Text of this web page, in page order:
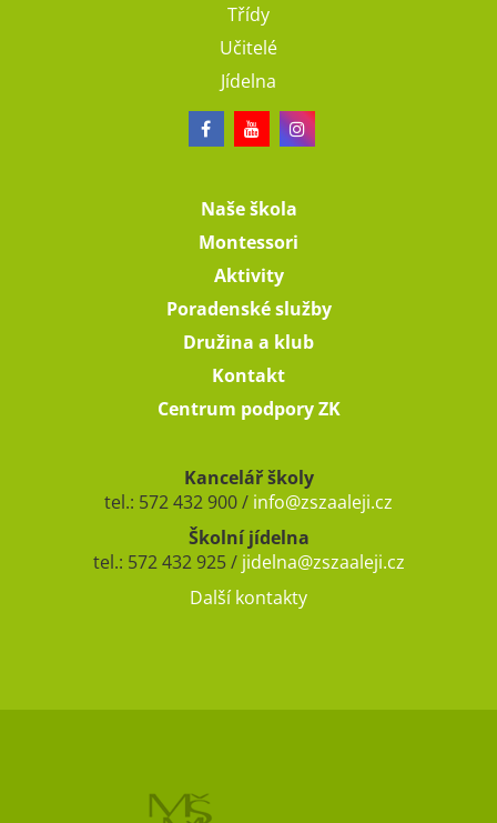
Třídy
Učitelé
Jídelna
Naše škola
Montessori
Aktivity
Poradenské služby
Družina a klub
Kontakt
Centrum podpory ZK
Kancelář školy
tel.: 572 432 900 / info@zszaaleji.cz
Školní jídelna
tel.: 572 432 925 / jidelna@zszaaleji.cz
Další kontakty